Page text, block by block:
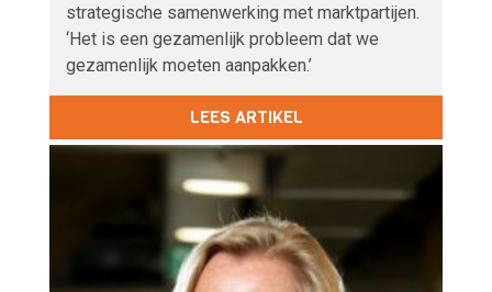
strategische samenwerking met marktpartijen.
‘Het is een gezamenlijk probleem dat we
gezamenlijk moeten aanpakken.’
LEES ARTIKEL